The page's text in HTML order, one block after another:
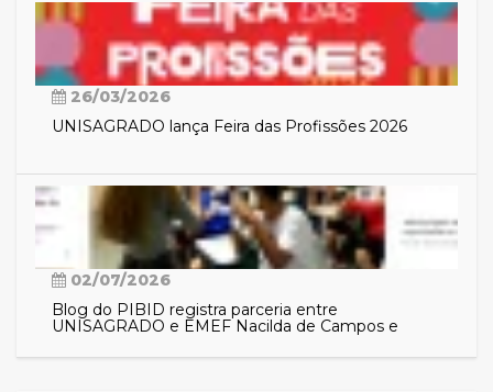
26/03/2026
UNISAGRADO lança Feira das Profissões 2026
02/07/2026
Blog do PIBID registra parceria entre
UNISAGRADO e EMEF Nacilda de Campos e